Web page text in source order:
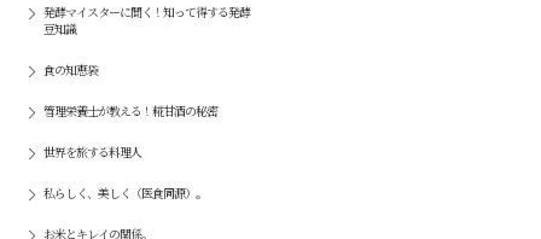
発酵マイスターに聞く！知って得する発酵
豆知識
食の知恵袋
管理栄養士が教える！糀甘酒の秘密
世界を旅する料理人
私らしく、美しく（医食同源）。
お米とキレイの関係。